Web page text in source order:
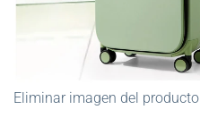
Eliminar imagen del producto